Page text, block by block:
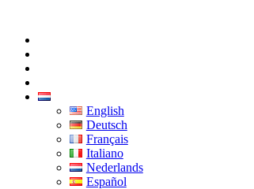
inhoud
English
Deutsch
Français
Italiano
Nederlands
Español